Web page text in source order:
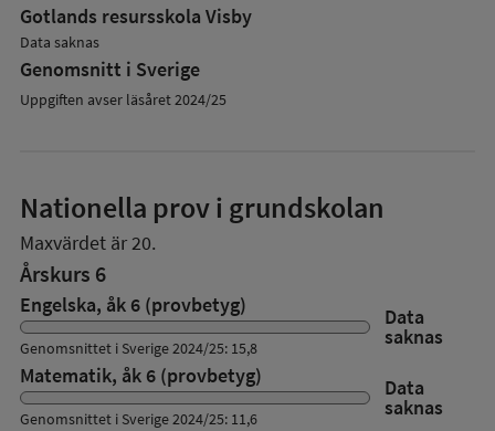
Gotlands resursskola Visby
Data saknas
Genomsnitt i Sverige
Uppgiften avser läsåret 2024/25
Nationella prov i grundskolan
Maxvärdet är 20.
Årskurs 6
Engelska, åk 6 (provbetyg) Data
saknas
Genomsnittet i Sverige 2024/25: 15,8
Matematik, åk 6 (provbetyg) Data
saknas
Genomsnittet i Sverige 2024/25: 11,6